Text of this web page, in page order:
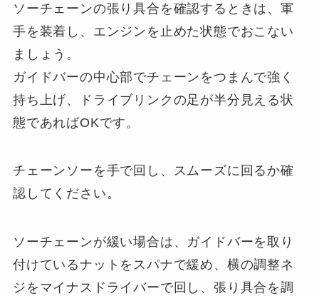
ソーチェーンの張り具合を確認するときは、軍
手を装着し、エンジンを止めた状態でおこない
ましょう。
ガイドバーの中心部でチェーンをつまんで強く
持ち上げ、ドライブリンクの足が半分見える状
態であればOKです。
チェーンソーを手で回し、スムーズに回るか確
認してください。
ソーチェーンが緩い場合は、ガイドバーを取り
付けているナットをスパナで緩め、横の調整ネ
ジをマイナスドライバーで回し、張り具合を調